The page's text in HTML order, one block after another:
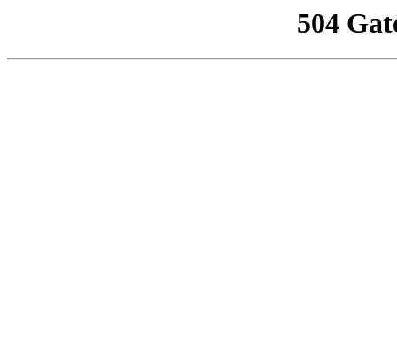
504